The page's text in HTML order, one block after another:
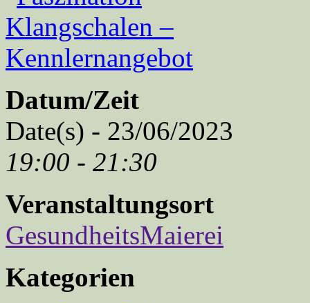
Datum/Zeit
Date(s) - 23/06/2023
19:00 - 21:30
Veranstaltungsort
GesundheitsMaierei
Kategorien